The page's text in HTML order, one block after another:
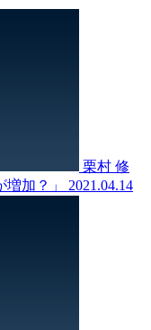
栗村 修
加？」
2021.04.14